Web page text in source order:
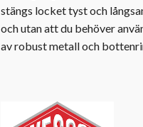
stängs locket tyst och
och utan att du behöver
av robust metall och